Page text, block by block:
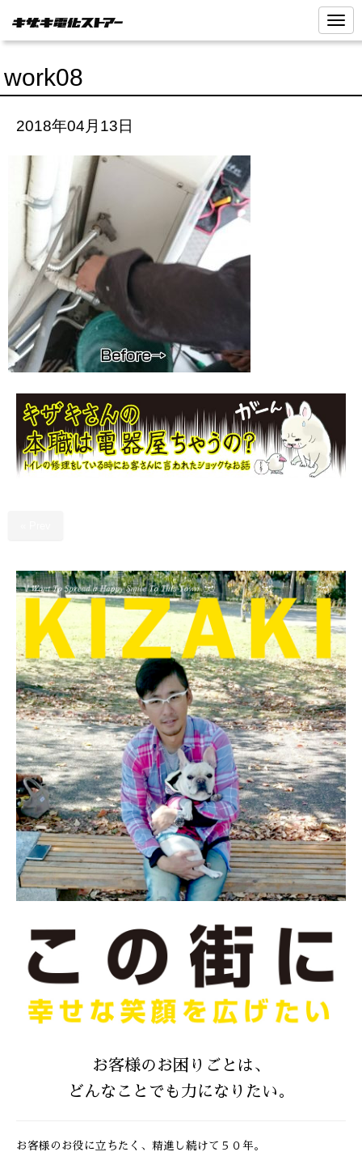
N
a
v
t
work08
2018年04月13日
お客様のお困りごとは、
どんなことでも力になりたい。
お客様のお役に立ちたく、精進し続けて５０年。